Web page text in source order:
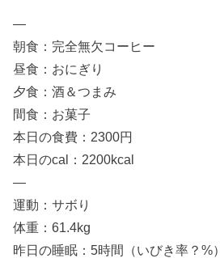
—
朝食：完全無欠コーヒー
昼食：おにぎり
夕食：酒＆つまみ
間食：お菓子
本日の食費：2300円
本日のcal：2200kcal
—
運動：サボり
体重：61.4kg
昨日の睡眠：5時間（いびき率？%）